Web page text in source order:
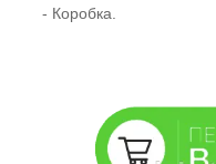
- Коробка.